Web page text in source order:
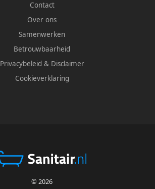
Contact
Over ons
Samenwerken
Betrouwbaarheid
Privacybeleid & Disclaimer
Cookieverklaring
© 2026